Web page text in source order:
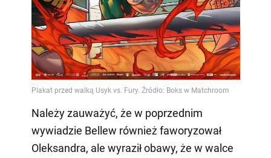
Video
Należy zauważyć, że w poprzednim
wywiadzie Bellew również faworyzował
Oleksandra, ale wyraził obawy, że w walce